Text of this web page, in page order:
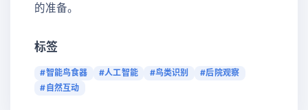
的准备。
标签
#智能鸟食器 #人工智能 #鸟类识别
#后院观察
#自然互动